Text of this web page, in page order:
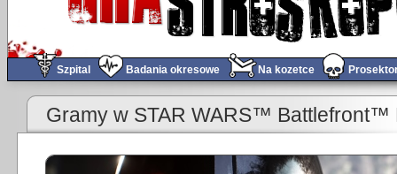
Szpital Badania okresowe Na kozetce
Obchód tygodnia #188
Gramy w STAR WARS™ Battlefront™